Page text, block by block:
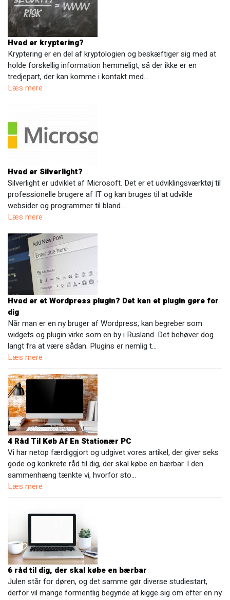
Hvad er kryptering?
Kryptering er en del af kryptologien og beskæftiger sig med at
holde forskellig information hemmeligt, så der ikke er en
tredjepart, der kan komme i kontakt med…
Læs mere
Hvad er Silverlight?
Silverlight er udviklet af Microsoft. Det er et udviklingsværktøj til
professionelle brugere af IT og kan bruges til at udvikle
websider og programmer til bland…
Læs mere
Hvad er et Wordpress plugin? Det kan et plugin gøre for
dig
Når man er en ny bruger af Wordpress, kan begreber som
widgets og plugin virke som en by i Rusland. Det behøver dog
langt fra at være sådan. Plugins er nemlig t…
Læs mere
4 Råd Til Køb Af En Stationær PC
Vi har netop færdiggjort og udgivet vores artikel, der giver seks
gode og konkrete råd til dig, der skal købe en bærbar. I den
sammenhæng tænkte vi, hvorfor sto…
Læs mere
6 råd til dig, der skal købe en bærbar
Julen står for døren, og det samme gør diverse studiestart,
derfor vil mange formentlig begynde at kigge sig om efter en ny